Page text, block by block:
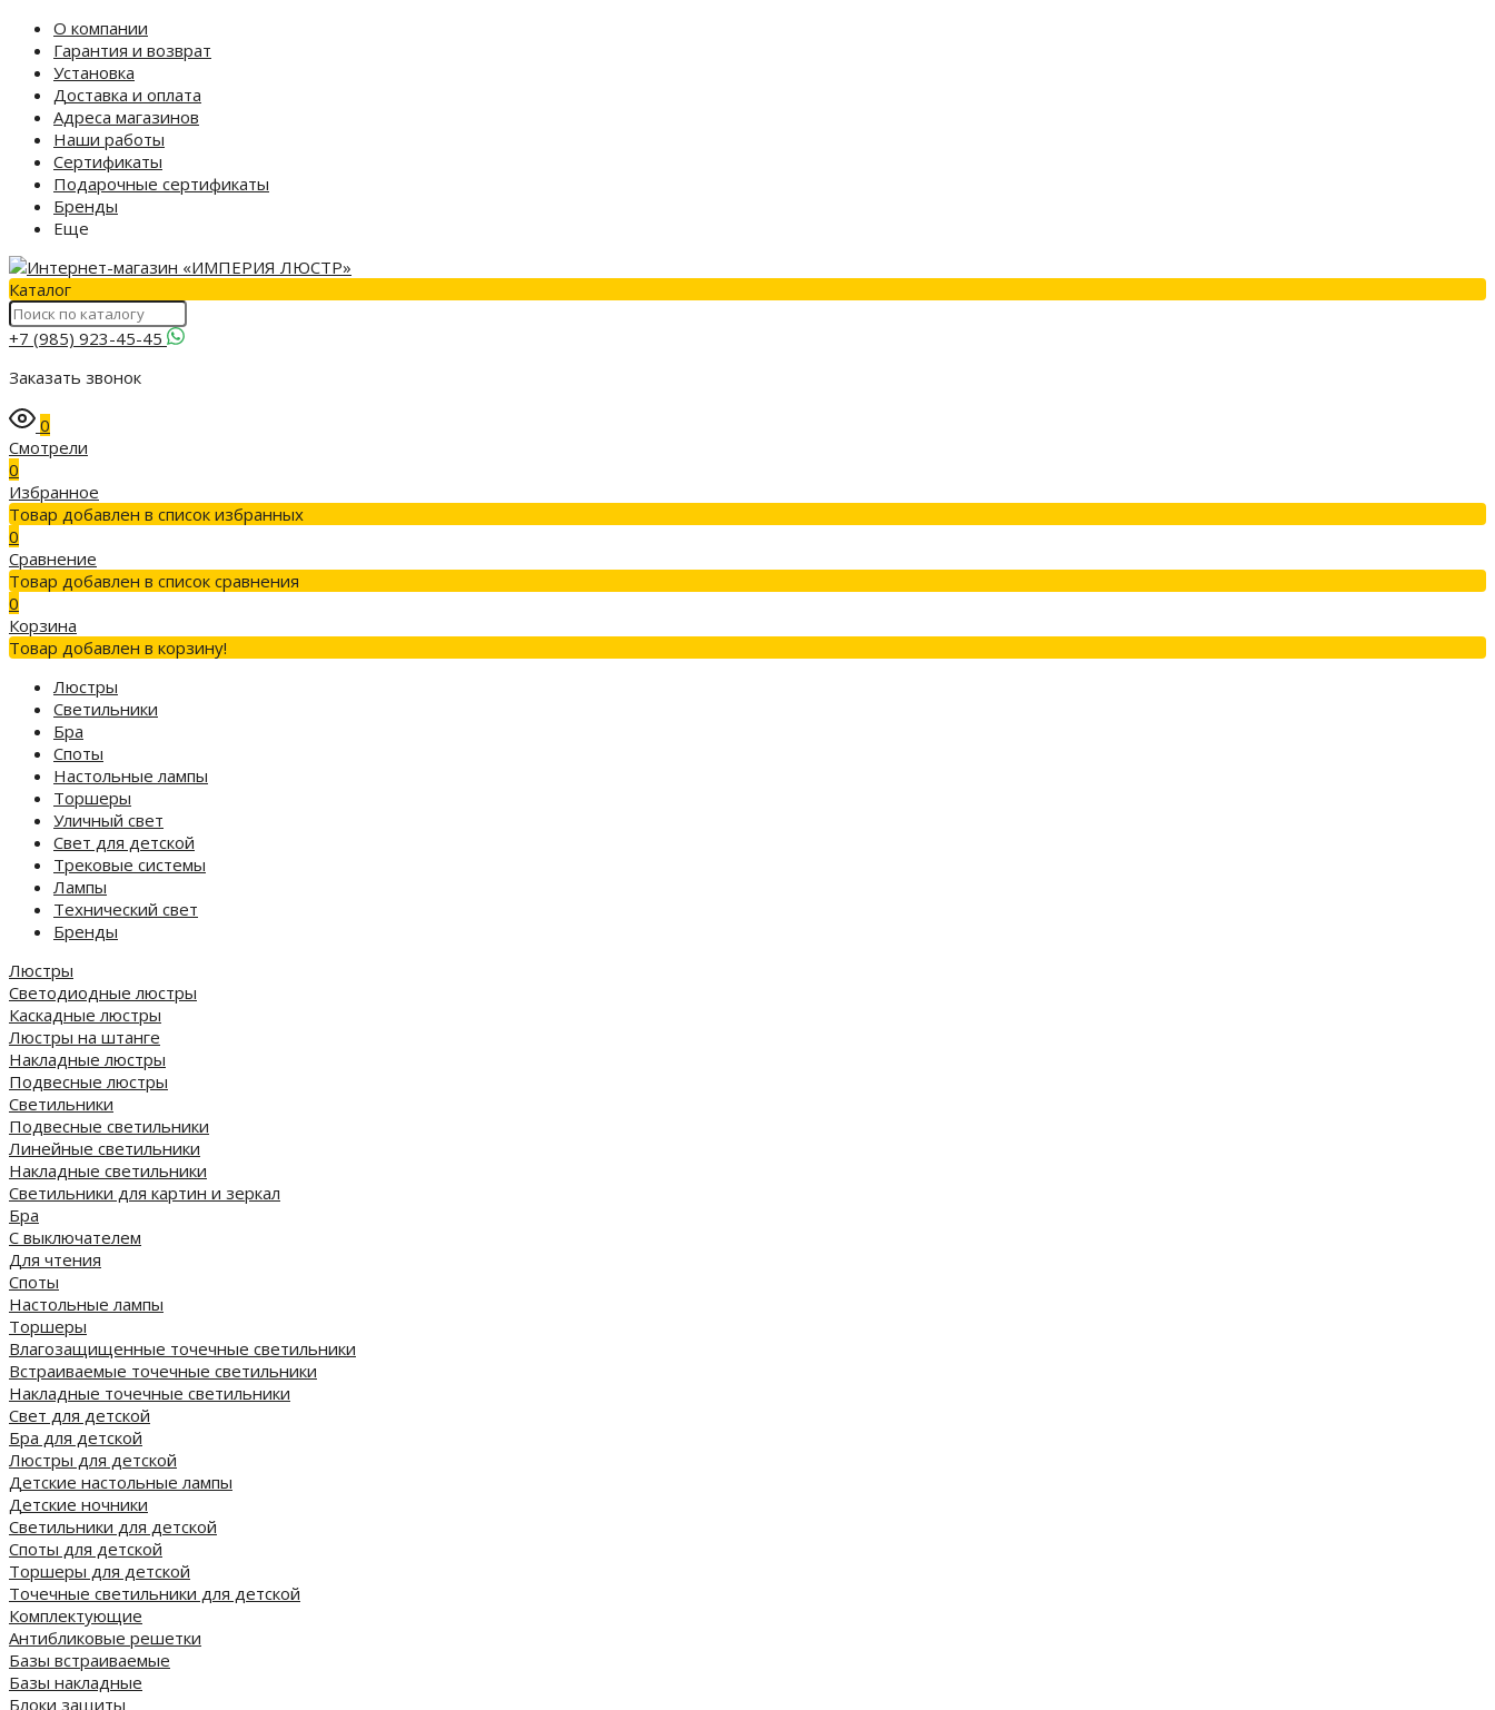
О компании
Гарантия и возврат
Установка
Доставка и оплата
Адреса магазинов
Наши работы
Сертификаты
Подарочные сертификаты
Бренды
Еще
Каталог
+7 (985) 923-45-45
Заказать звонок
0
Смотрели
0
Избранное
Товар добавлен в список избранных
0
Сравнение
Товар добавлен в список сравнения
0
Корзина
Товар добавлен в корзину!
Люстры
Светильники
Бра
Споты
Настольные лампы
Торшеры
Уличный свет
Свет для детской
Трековые системы
Лампы
Технический свет
Бренды
Люстры
Светодиодные люстры
Каскадные люстры
Люстры на штанге
Накладные люстры
Подвесные люстры
Светильники
Подвесные светильники
Линейные светильники
Накладные светильники
Светильники для картин и зеркал
Бра
С выключателем
Для чтения
Споты
Настольные лампы
Торшеры
Влагозащищенные точечные светильники
Встраиваемые точечные светильники
Накладные точечные светильники
Свет для детской
Бра для детской
Люстры для детской
Детские настольные лампы
Детские ночники
Светильники для детской
Споты для детской
Торшеры для детской
Точечные светильники для детской
Комплектующие
Антибликовые решетки
Базы встраиваемые
Базы накладные
Блоки защиты